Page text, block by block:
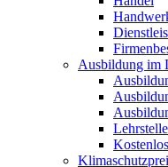
Ausbildung im